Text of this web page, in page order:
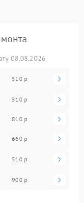
08.08.2026
510 р
510 р
810 р
660 р
510 р
900 р